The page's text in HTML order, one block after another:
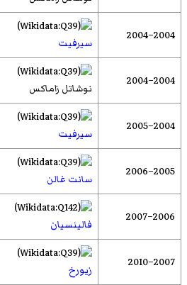
2004–2004
سيرفيت
2004–2004
نوشاتل زاماكس
2004–2005
سيرفيت
2005–2006
سانت غالن
2006–2007
فالينسيان
2007–2010
زيورخ